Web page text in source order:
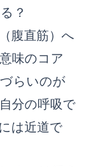
？
腹直筋）へ
味のコア
らいのが
分の呼吸で
は近道で